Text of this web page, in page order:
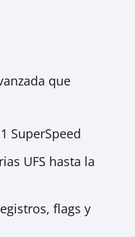
que
SuperSpeed​
UFS hasta la
flags y